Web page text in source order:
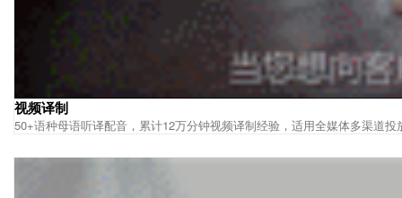
视频译制
50+语种母语听译配音，累计12万分钟视频译制经验，适用全媒体多渠道投